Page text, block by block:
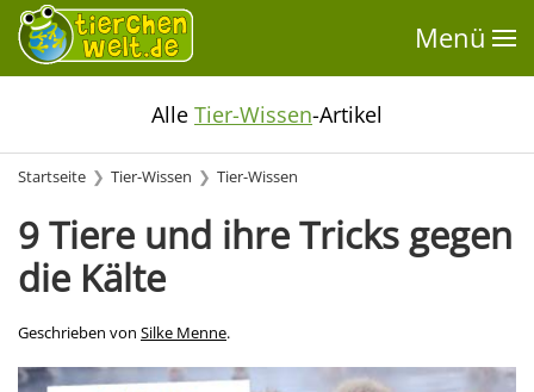
Menü
Alle Tier-Wissen-Artikel
Startseite Tier-Wissen Tier-Wissen
9 Tiere und ihre Tricks gegen
die Kälte
Geschrieben von Silke Menne.